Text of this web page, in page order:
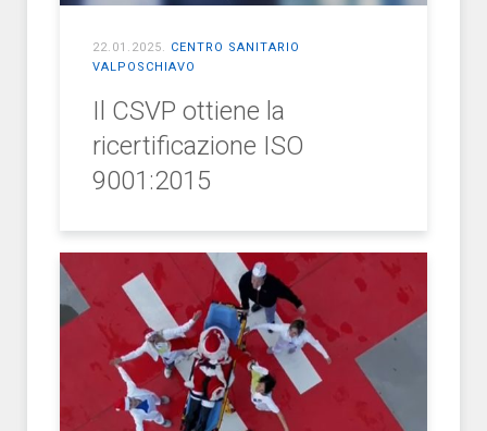
22.01.2025. CENTRO SANITARIO
VALPOSCHIAVO
Il CSVP ottiene la
ricertificazione ISO
9001:2015